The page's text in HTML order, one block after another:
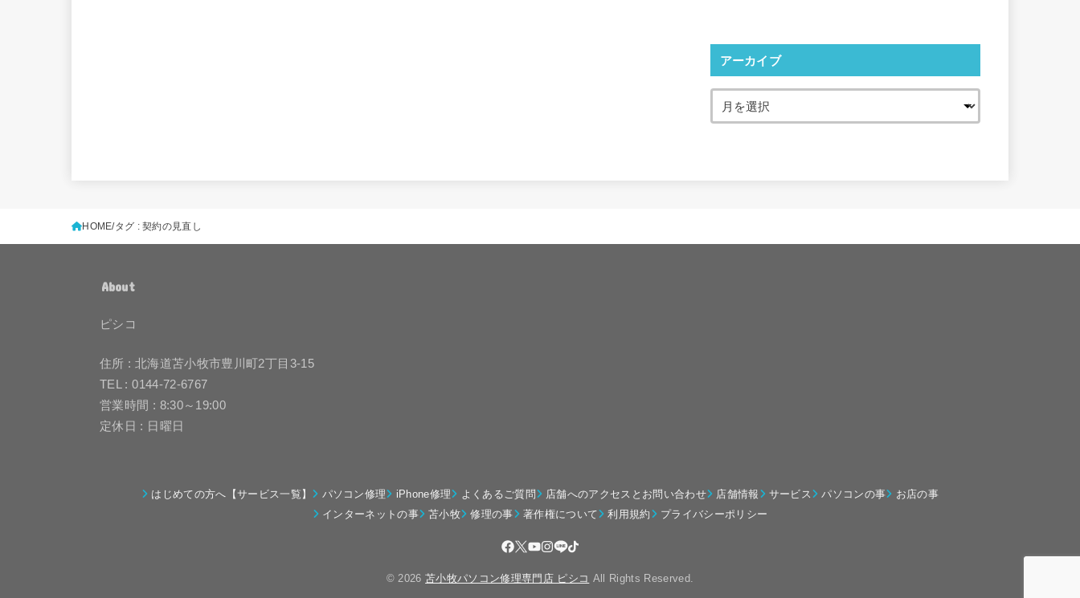
アーカイブ
HOME タグ : 契約の見直し
About
ピシコ
住所 : 北海道苫小牧市豊川町2丁目3-15
TEL : 0144-72-6767
営業時間 : 8:30～19:00
定休日 : 日曜日
はじめての方へ【サービス一覧】 パソコン修理 iPhone修理 よくあるご質問 店舗へのアクセスとお問い合わせ 店舗情報 サービス パソコンの事
お店の事
インターネットの事
苫小牧 修理の事 著作権について 利用規約 プライバシーポリシー
© 2026苫小牧パソコン修理専門店 ピシコ All Rights Reserved.